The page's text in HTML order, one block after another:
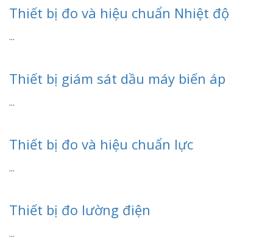
Thiết bị đo và hiệu chuẩn Nhiệt độ
...
Thiết bị giám sát dầu máy biến áp
...
Thiết bị đo và hiệu chuẩn lực
...
Thiết bị đo lường điện
...